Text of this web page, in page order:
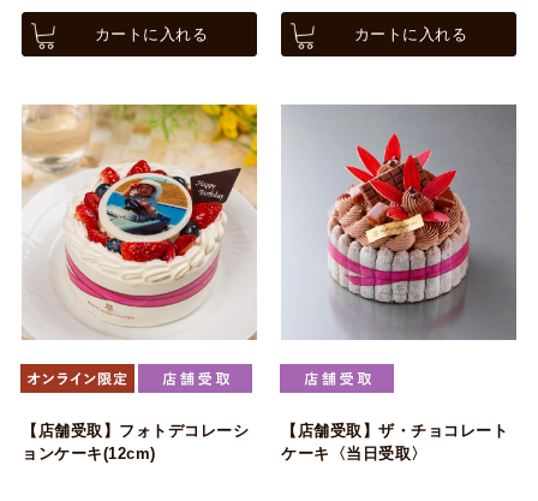
カートに入れる カートに入れる
【店舗受取】フォトデコレーシ
ョンケーキ(12cm)
【店舗受取】ザ・チョコレート
ケーキ〈当日受取〉